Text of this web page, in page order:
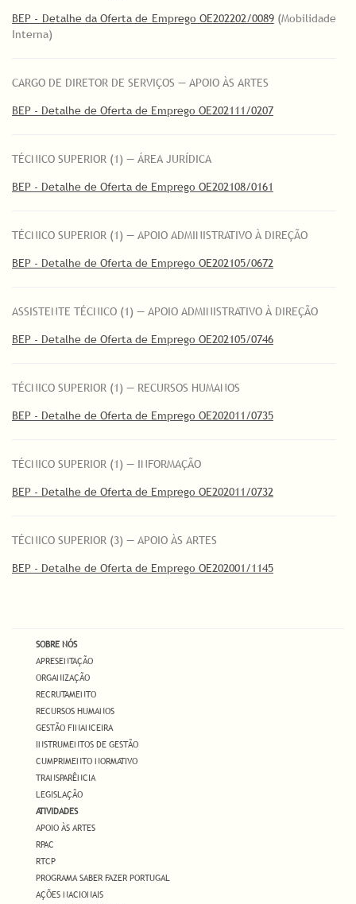
BEP - Detalhe da Oferta de Emprego OE202202/0089(Mobilidade
Interna)
CARGO DE DIRETOR DE SERVIÇOS — APOIO ÀS ARTES
BEP - Detalhe de Oferta de Emprego OE202111/0207
TÉCNICO SUPERIOR (1) — ÁREA JURÍDICA
BEP - Detalhe de Oferta de Emprego OE202108/0161
TÉCNICO SUPERIOR (1) — APOIO ADMINISTRATIVO À DIREÇÃO
BEP - Detalhe de Oferta de Emprego OE202105/0672
ASSISTENTE TÉCNICO (1) — APOIO ADMINISTRATIVO À DIREÇÃO
BEP - Detalhe de Oferta de Emprego OE202105/0746
TÉCNICO SUPERIOR (1) — RECURSOS HUMANOS
BEP - Detalhe de Oferta de Emprego OE202011/0735
TÉCNICO SUPERIOR (1) — INFORMAÇÃO
BEP - Detalhe de Oferta de Emprego OE202011/0732
TÉCNICO SUPERIOR (3) — APOIO ÀS ARTES
BEP - Detalhe de Oferta de Emprego OE202001/1145
SOBRE NÓS
APRESENTAÇÃO
ORGANIZAÇÃO
RECRUTAMENTO
RECURSOS HUMANOS
GESTÃO FINANCEIRA
INSTRUMENTOS DE GESTÃO
CUMPRIMENTO NORMATIVO
TRANSPARÊNCIA
LEGISLAÇÃO
ATIVIDADES
APOIO ÀS ARTES
RPAC
RTCP
PROGRAMA SABER FAZER PORTUGAL
AÇÕES NACIONAIS